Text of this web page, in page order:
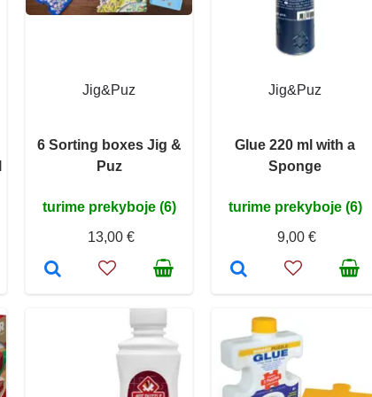
Jig&Puz
6 Sorting boxes Jig &
Puz
turime prekyboje (6)
13,00 €
Jig&Puz
Glue 220 ml with a
Sponge
turime prekyboje (6)
9,00 €